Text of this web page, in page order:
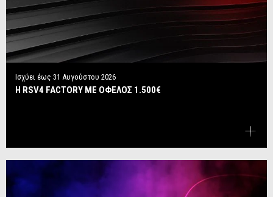
Ισχύει έως 31 Αυγούστου 2026
Η RSV4 FACTORY ΜΕ ΟΦΕΛΟΣ 1.500€